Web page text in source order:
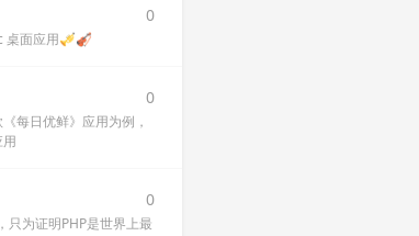
0
桌面应用🎺🎻
0
每日优鲜》应用为例，
0
只为证明PHP是世界上最